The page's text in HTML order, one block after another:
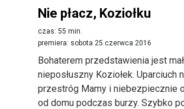
Nie płacz, Koziołku
czas: 55 min.
premiera: sobota 25 czerwca 2016
Bohaterem przedstawienia jest
nieposłuszny Koziołek. Uparciuch
przestróg Mamy i niebezpiecznie
od domu podczas burzy. Szybko